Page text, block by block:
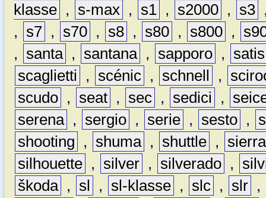
klasse , s-max , s1 , s2000 , s3
,
s7 , s70 , s8 , s80 , s800 ,
,
santa , santana , sapporo ,
satis
scaglietti
, scénic , schnell ,
scudo , seat , sec , sedici ,
serena , sergio , serie , sesto ,
shooting
, shuma , shuttle ,
sierra
silhouette , silver , silverado ,
škoda , sl , sl-klasse , slc , slr ,